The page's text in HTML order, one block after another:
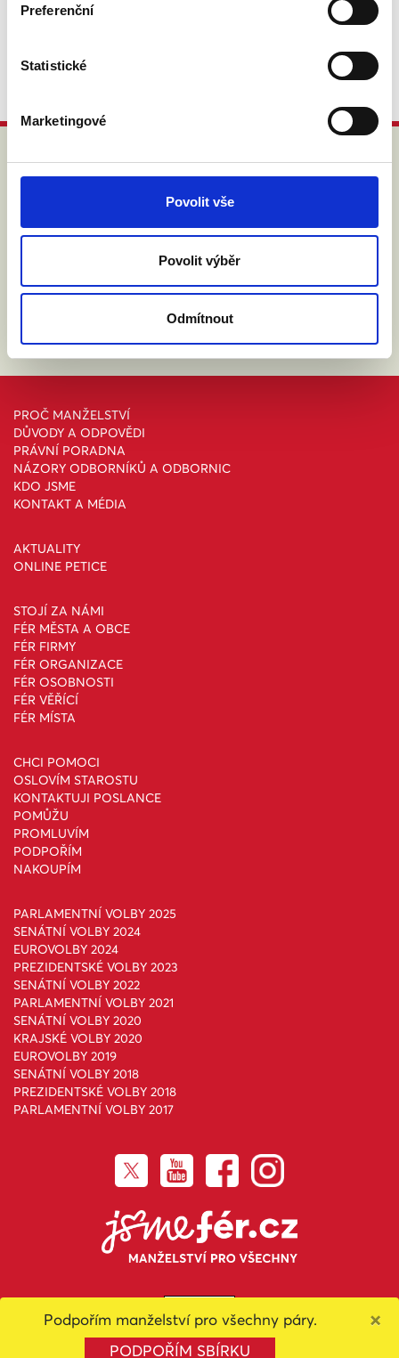
Preferenční
Statistické
Marketingové
Povolit vše
Povolit výběr
Odmítnout
ABY VÁM O MANŽELSTVÍ NIC
NEUNIKLO
PROČ MANŽELSTVÍ
DŮVODY A ODPOVĚDI
PRÁVNÍ PORADNA
NÁZORY ODBORNÍKŮ A ODBORNIC
KDO JSME
KONTAKT A MÉDIA
AKTUALITY
ONLINE PETICE
STOJÍ ZA NÁMI
FÉR MĚSTA A OBCE
FÉR FIRMY
FÉR ORGANIZACE
FÉR OSOBNOSTI
FÉR VĚŘÍCÍ
FÉR MÍSTA
CHCI POMOCI
OSLOVÍM STAROSTU
KONTAKTUJI POSLANCE
POMŮŽU
PROMLUVÍM
PODPOŘÍM
NAKOUPÍM
PARLAMENTNÍ VOLBY 2025
SENÁTNÍ VOLBY 2024
EUROVOLBY 2024
PREZIDENTSKÉ VOLBY 2023
SENÁTNÍ VOLBY 2022
PARLAMENTNÍ VOLBY 2021
SENÁTNÍ VOLBY 2020
KRAJSKÉ VOLBY 2020
EUROVOLBY 2019
SENÁTNÍ VOLBY 2018
PREZIDENTSKÉ VOLBY 2018
PARLAMENTNÍ VOLBY 2017
Toto dílo podléhá licenciCreative Commons Uveďte původ-
Neužívejte komerčně-Nezpracovávejte 4.0 Mezinárodní License
Podpořím manželství pro všechny páry.
PODPOŘÍM SBÍRKU
×